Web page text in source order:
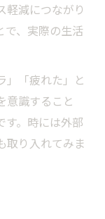
軽減につながり
で、実際の生活
」「疲れた」と
意識すること
す。時には外部
取り入れてみま